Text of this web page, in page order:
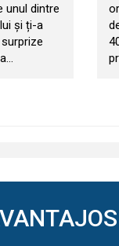
unul dintre
și ți-a